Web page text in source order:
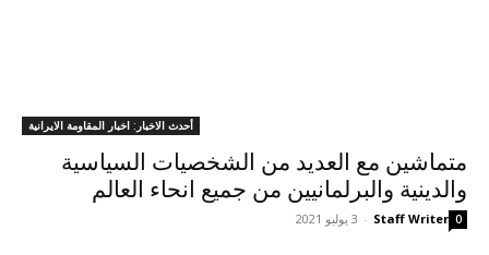
أحدث الاخبار: اخبار المقاومة الايرانية
متماشین مع العديد من الشخصيات السياسية
والدينية والبرلمانيين من جميع انحاء العالم
Staff Writer
- 3 يوليو 2021 0